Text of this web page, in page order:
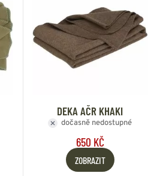
DEKA AČR KHAKI
dočasně nedostupné
650 KČ
ZOBRAZIT